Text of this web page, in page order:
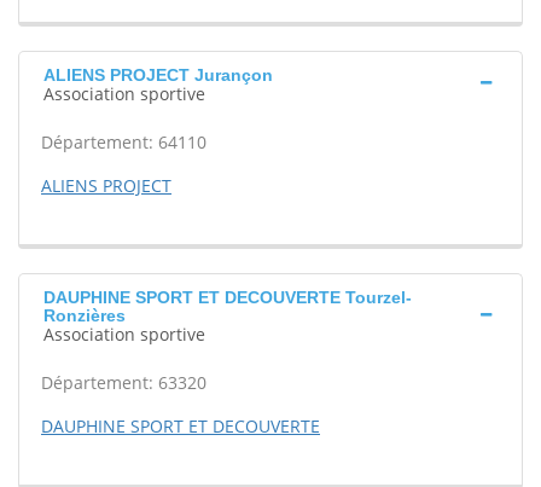
ALIENS PROJECT Jurançon
Association sportive
Département: 64110
ALIENS PROJECT
DAUPHINE SPORT ET DECOUVERTE Tourzel-
Ronzières
Association sportive
Département: 63320
DAUPHINE SPORT ET DECOUVERTE